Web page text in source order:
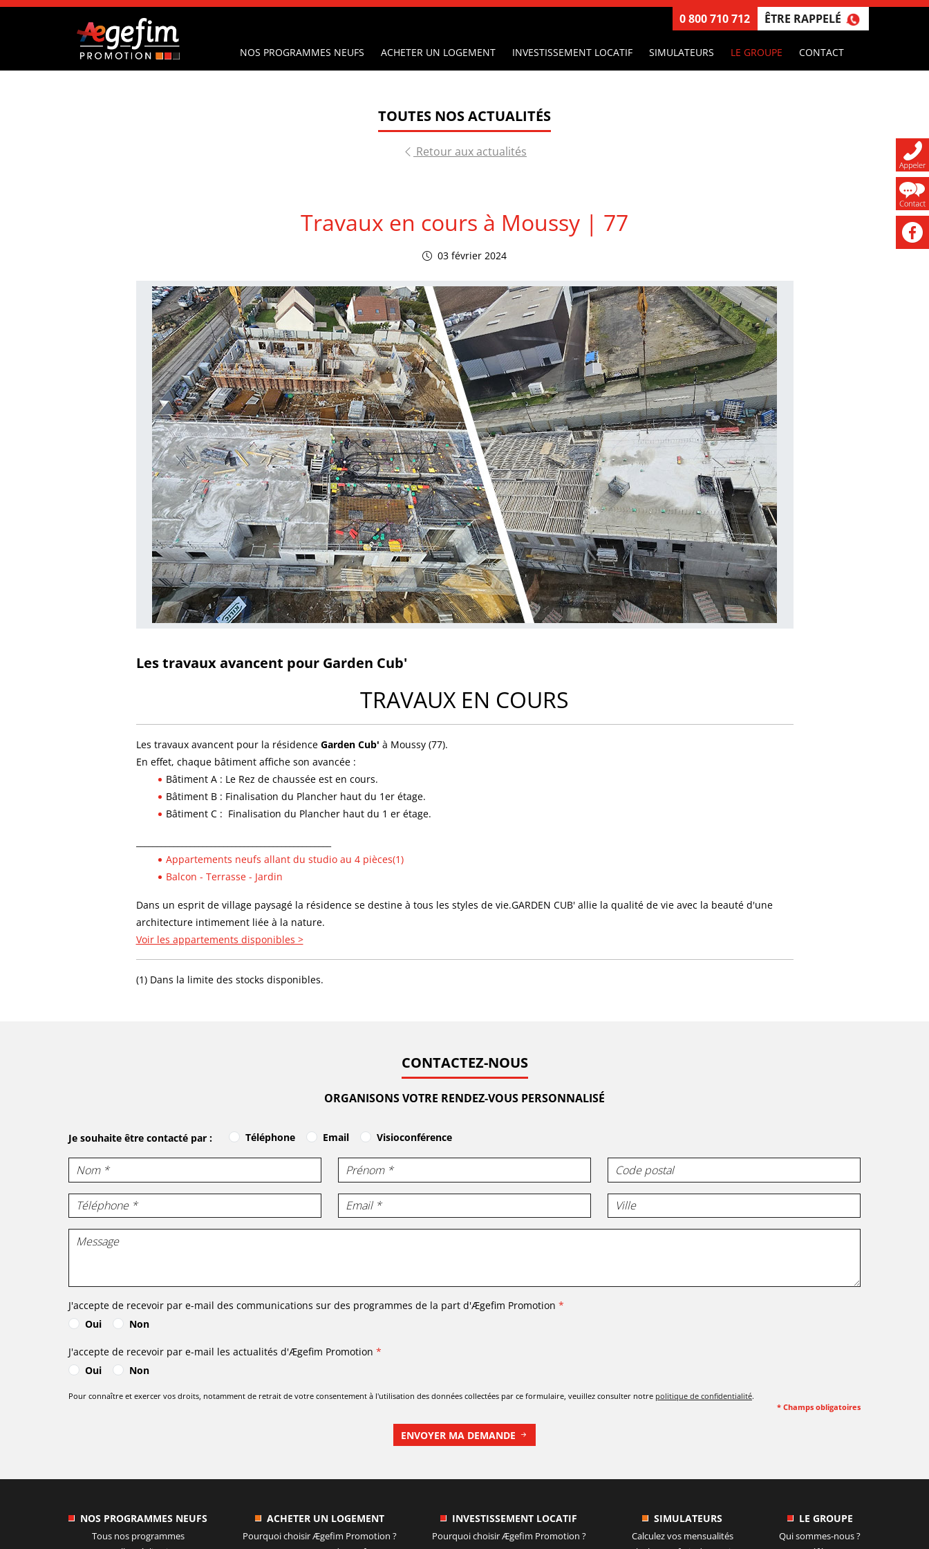
NOS PROGRAMMES NEUFS ACHETER UN LOGEMENT INVESTISSEMENT LOCATIF SIMULATEURS LE GROUPE CONTACT
0 800 710 712 ÊTRE RAPPELÉ
TOUTES NOS ACTUALITÉS
Retour aux actualités
Travaux en cours à Moussy | 77
03 février 2024
Les travaux avancent pour Garden Cub'
TRAVAUX EN COURS
Les travaux avancent pour la résidence Garden Cub' à Moussy (77).
En effet, chaque bâtiment affiche son avancée :
Bâtiment A : Le Rez de chaussée est en cours.
Bâtiment B : Finalisation du Plancher haut du 1er étage.
Bâtiment C : Finalisation du Plancher haut du 1 er étage.
Appartements neufs allant du studio au 4 pièces(1)
Balcon - Terrasse - Jardin
Dans un esprit de village paysagé la résidence se destine à tous les styles de vie.GARDEN CUB' allie la qualité de vie avec la beauté d'une
architecture intimement liée à la nature.
Voir les appartements disponibles >
(1) Dans la limite des stocks disponibles.
CONTACTEZ-NOUS
ORGANISONS VOTRE RENDEZ-VOUS PERSONNALISÉ
Je souhaite être contacté par : Téléphone Email Visioconférence
J'accepte de recevoir par e-mail des communications sur des programmes de la part d'Ægefim Promotion *
Oui
Non
J'accepte de recevoir par e-mail les actualités d'Ægefim Promotion *
Oui
Non
Pour connaître et exercer vos droits, notamment de retrait de votre consentement à l'utilisation des données collectées par ce formulaire, veuillez consulter notre politique de confidentialité.
* Champs obligatoires
ENVOYER MA DEMANDE
NOS PROGRAMMES NEUFS
Tous nos programmes
ACHETER UN LOGEMENT
Pourquoi choisirÆgefim Promotion ?
INVESTISSEMENT LOCATIF
Pourquoi choisirÆgefim Promotion ?
SIMULATEURS
Calculez vos mensualités
LE GROUPE
Qui sommes-nous ?